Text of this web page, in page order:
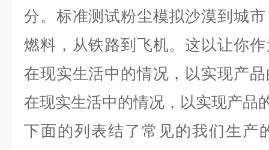
分。标准测试粉尘模拟沙漠到城
燃料，从铁路到飞机。这以让你
在现实生活中的情况，以实现产
在现实生活中的情况，以实现产品
下面的列表结了常见的我们生产